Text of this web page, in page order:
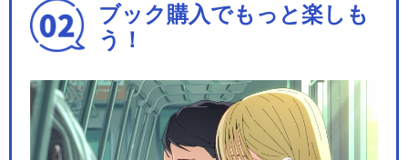
ブック購入でもっと楽しも
う！